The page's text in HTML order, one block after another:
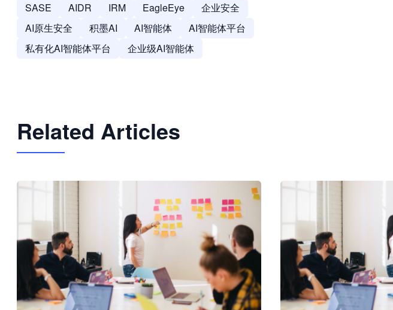
SASE
AIDR IRM EagleEye
企业安全
AI原生安全
积墨AI AI智能体
AI智能体平台
私有化AI智能体平台
企业级AI智能体
Related Articles